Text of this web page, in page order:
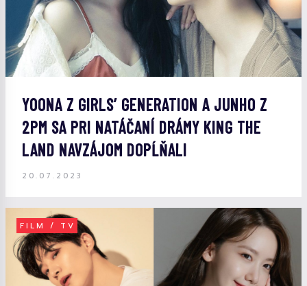
YOONA Z GIRLS’ GENERATION A JUNHO Z
2PM SA PRI NATÁČANÍ DRÁMY KING THE
LAND NAVZÁJOM DOPĹŇALI
20.07.2023
FILM / TV